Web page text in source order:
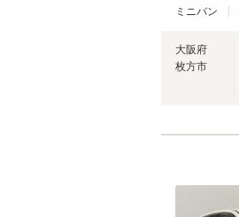
ミニバン
大阪府
枚方市